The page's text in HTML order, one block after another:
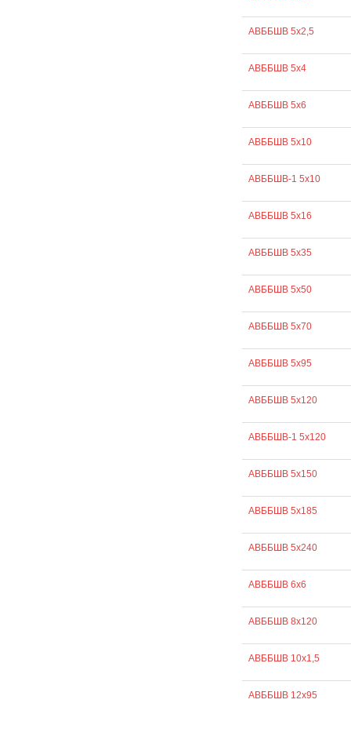
АВББШВ 5х2,5
АВББШВ 5х4
АВББШВ 5х6
АВББШВ 5х10
АВББШВ-1 5х10
АВББШВ 5х16
АВББШВ 5х35
АВББШВ 5х50
АВББШВ 5х70
АВББШВ 5х95
АВББШВ 5х120
АВББШВ-1 5х120
АВББШВ 5х150
АВББШВ 5х185
АВББШВ 5х240
АВББШВ 6х6
АВББШВ 8х120
АВББШВ 10х1,5
АВББШВ 12х95